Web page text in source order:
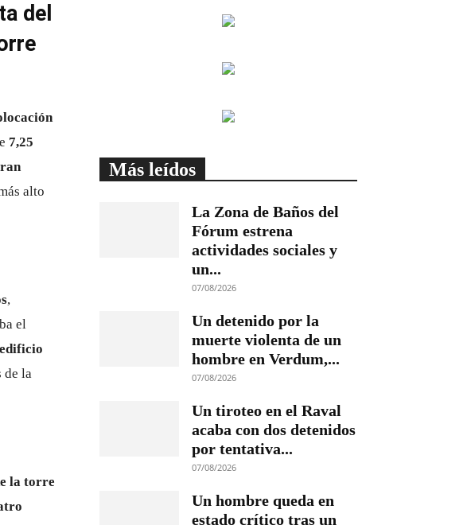
del
7,25
alto
,
el
de la
la torre
Más leídos
La Zona de Baños del
Fórum estrena
actividades sociales y
un...
07/08/2026
Un detenido por la
muerte violenta de un
hombre en Verdum,...
07/08/2026
Un tiroteo en el Raval
acaba con dos detenidos
por tentativa...
07/08/2026
Un hombre queda en
estado crítico tras un